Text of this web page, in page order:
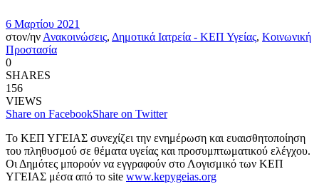
6 Μαρτίου 2021
στον/ηνΑνακοινώσεις, Δημοτικά Ιατρεία - ΚΕΠ Υγείας, Κοινωνική
Προστασία
0
SHARES
156
VIEWS
Share on FacebookShare on Twitter
Το ΚΕΠ ΥΓΕΙΑΣ συνεχίζει την ενημέρωση και ευαισθητοποίηση
του πληθυσμού σε θέματα υγείας και προσυμπτωματικού ελέγχου.
Οι Δημότες μπορούν να εγγραφούν στο Λογισμικό των ΚΕΠ
ΥΓΕΙΑΣ μέσα από το site www.kepygeias.org